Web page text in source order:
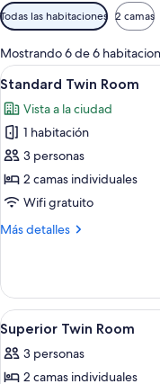
Filtros
disponibles
para
las
habitaciones
Todas las habitaciones 2 camas
Mostrando 6 de 6
Abrir
todas
las
fotos
de
Standard
Twin
3
Standard Twin Room
Vista a la ciudad
1 habitación
3 personas
2 camas individuales
Wifi gratuito
Más detalles
Más
Twin
Room
Abrir
todas
las
6
Superior Twin Room
3 personas
2 camas individuales